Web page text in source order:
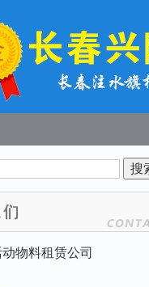
物料租赁公司